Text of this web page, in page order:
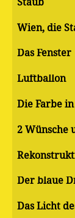
Wien, die
Das Fenster
Luftballon
Die Farbe
2 Wünsche
Der blaue
Das Licht